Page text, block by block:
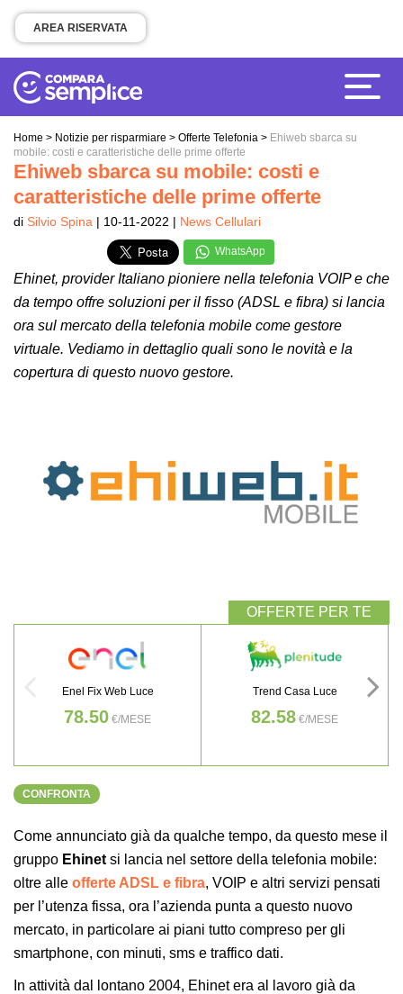
AREA RISERVATA
Home > Notizie per risparmiare > Offerte Telefonia > Ehiweb sbarca su
mobile: costi e caratteristiche delle prime offerte
Ehiweb sbarca su mobile: costi e
caratteristiche delle prime offerte
di Silvio Spina | 10-11-2022 | News Cellulari
WhatsApp
Ehinet, provider Italiano pioniere nella telefonia VOIP e che
da tempo offre soluzioni per il fisso (ADSL e fibra) si lancia
ora sul mercato della telefonia mobile come gestore
virtuale. Vediamo in dettaglio quali sono le novità e la
copertura di questo nuovo gestore.
Enel Fix Web Luce
78.50 €/MESE
Trend Casa Luce
82.58 €/MESE
CONFRONTA
Come annunciato già da qualche tempo, da questo mese il
gruppo Ehinet si lancia nel settore della telefonia mobile:
oltre alle offerte ADSL e fibra, VOIP e altri servizi pensati
per l’utenza fissa, ora l’azienda punta a questo nuovo
mercato, in particolare ai piani tutto compreso per gli
smartphone, con minuti, sms e traffico dati.
In attività dal lontano 2004, Ehinet era al lavoro già da